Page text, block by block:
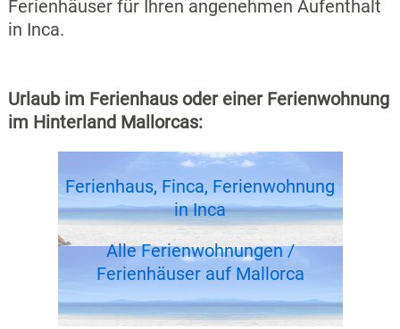
Ferienhäuser für Ihren angenehmen Aufenthalt
in Inca.
Urlaub im Ferienhaus oder einer Ferienwohnung
im Hinterland Mallorcas:
Ferienhaus, Finca, Ferienwohnung
in Inca
Alle Ferienwohnungen /
Ferienhäuser auf Mallorca